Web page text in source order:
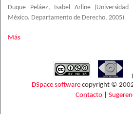
Duque Peláez, Isabel Arline (
México. Departamento de Derecho, 2005)
Más
DSpace software copyright ©
Contacto|